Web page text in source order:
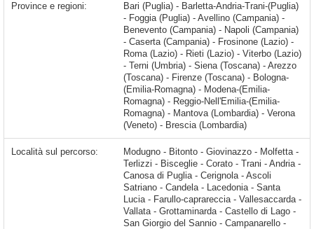
Province e regioni:
Bari (Puglia) - Barletta-Andria-Trani-(Puglia)
- Foggia (Puglia) - Avellino (Campania) -
Benevento (Campania) - Napoli (Campania)
- Caserta (Campania) - Frosinone (Lazio) -
Roma (Lazio) - Rieti (Lazio) - Viterbo (Lazio)
- Terni (Umbria) - Siena (Toscana) - Arezzo
(Toscana) - Firenze (Toscana) - Bologna-
(Emilia-Romagna) - Modena-(Emilia-
Romagna) - Reggio-Nell'Emilia-(Emilia-
Romagna) - Mantova (Lombardia) - Verona
(Veneto) - Brescia (Lombardia)
Località sul percorso: Modugno - Bitonto - Giovinazzo - Molfetta - Terlizzi - Bisceglie - Corato - Trani - Andria - Canosa di Puglia - Cerignola - Ascoli Satriano - Candela - Lacedonia - Santa Lucia - Farullo-caprareccia - Vallesaccarda - Vallata - Grottaminarda - Castello di Lago - San Giorgio del Sannio - Campanarello - San Barbato - Manocalzati - Arcella - Atripalda - Avellino - Mugnano del Cardinale - Sirignano - Baiano - Sperone - Visciano - Tufino - Casamarciano - Nola - San Vitaliano - San Marco Evangelista - San Nicol